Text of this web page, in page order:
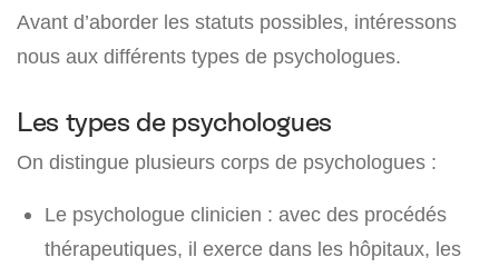
Avant d’aborder les statuts possibles, intéressons
nous aux différents types de psychologues.
Les types de psychologues
On distingue plusieurs corps de psychologues :
Le psychologue clinicien : avec des procédés
thérapeutiques, il exerce dans les hôpitaux, les